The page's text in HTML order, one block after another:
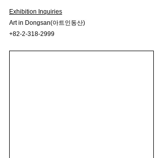
Exhibition Inquiries
Art in Dongsan(아트인동산)
+82-2-318-2999